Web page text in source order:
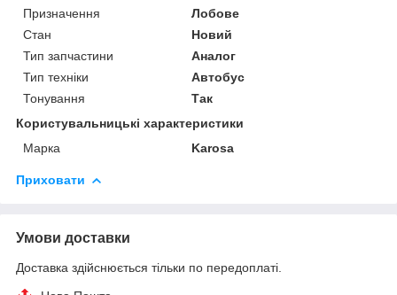
Призначення
Лобове
Стан
Новий
Тип запчастини
Аналог
Тип техніки
Автобус
Тонування
Так
Користувальницькі характеристики
Марка
Karosa
Приховати
Умови доставки
Доставка здійснюється тільки по передоплаті.